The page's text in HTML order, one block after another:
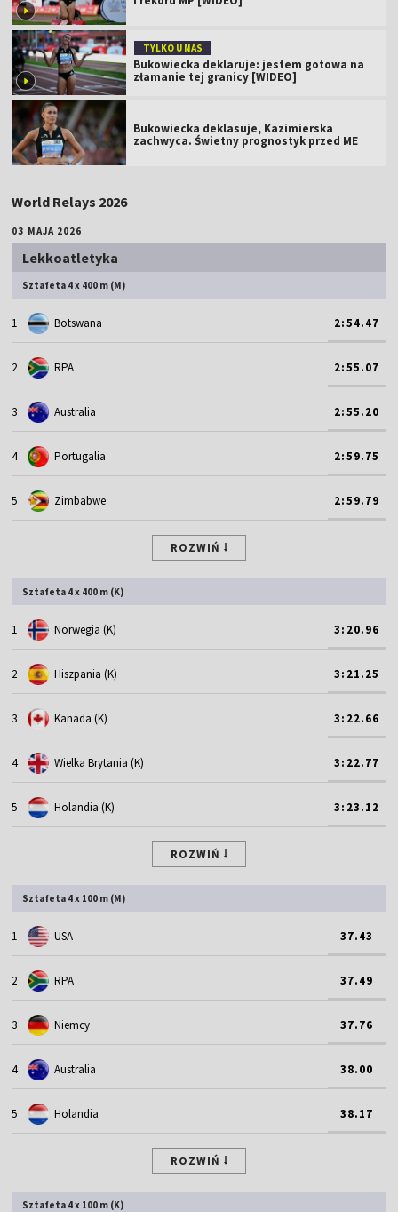
TYLKO U NAS
Bukowiecka deklaruje: jestem gotowa na
złamanie tej granicy [WIDEO]
Bukowiecka deklasuje, Kazimierska
zachwyca. Świetny prognostyk przed ME
World Relays 2026
03 MAJA 2026
Lekkoatletyka
Sztafeta 4 x 400 m (M)
1 Botswana 2:54.47
2 RPA 2:55.07
3 Australia 2:55.20
4 Portugalia 2:59.75
5 Zimbabwe 2:59.79
ROZWIŃ
Sztafeta 4 x 400 m (K)
1 Norwegia (K) 3:20.96
2 Hiszpania (K) 3:21.25
3 Kanada (K) 3:22.66
4 Wielka Brytania (K) 3:22.77
5 Holandia (K) 3:23.12
ROZWIŃ
Sztafeta 4 x 100 m (M)
1 USA 37.43
2 RPA 37.49
3 Niemcy 37.76
4 Australia 38.00
5 Holandia 38.17
ROZWIŃ
Sztafeta 4 x 100 m (K)